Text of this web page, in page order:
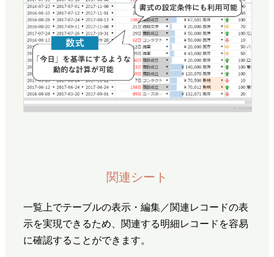
関連シート
一覧上でテーブルの表示・編集／関連レコードの表
示を実現できるため、関連する明細レコードを容易
に確認することができます。